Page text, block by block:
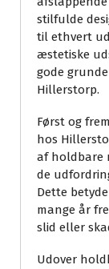
stilfulde
til ethvert
æstetiske
gode
Hillerstorp.
Først og
hos
af holdbare
de
Dette
mange år
slid eller
Udover